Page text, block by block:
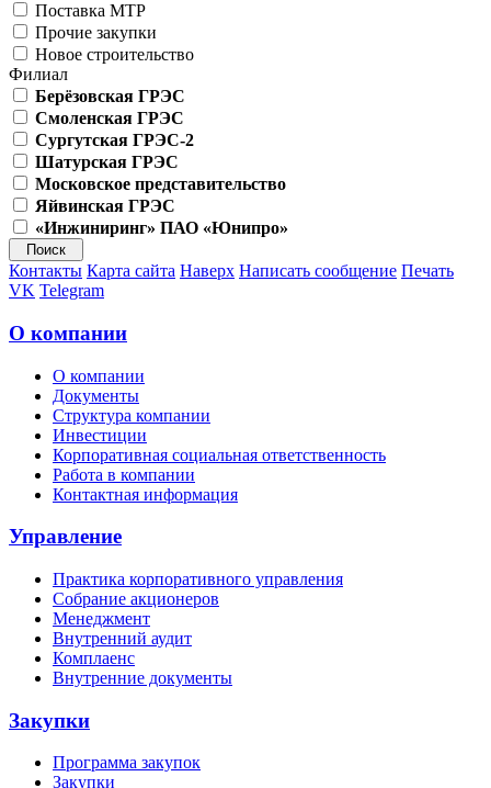
Поставка МТР
Прочие закупки
Новое строительство
Филиал
Берёзовская ГРЭС
Смоленская ГРЭС
Сургутская ГРЭС-2
Шатурская ГРЭС
Московское представительство
Яйвинская ГРЭС
«Инжиниринг» ПАО «Юнипро»
Контакты Карта сайта Наверх Написать сообщение Печать
VK Telegram
О компании
О компании
Документы
Структура компании
Инвестиции
Корпоративная социальная ответственность
Работа в компании
Контактная информация
Управление
Практика корпоративного управления
Собрание акционеров
Менеджмент
Внутренний аудит
Комплаенс
Внутренние документы
Закупки
Программа закупок
Закупки